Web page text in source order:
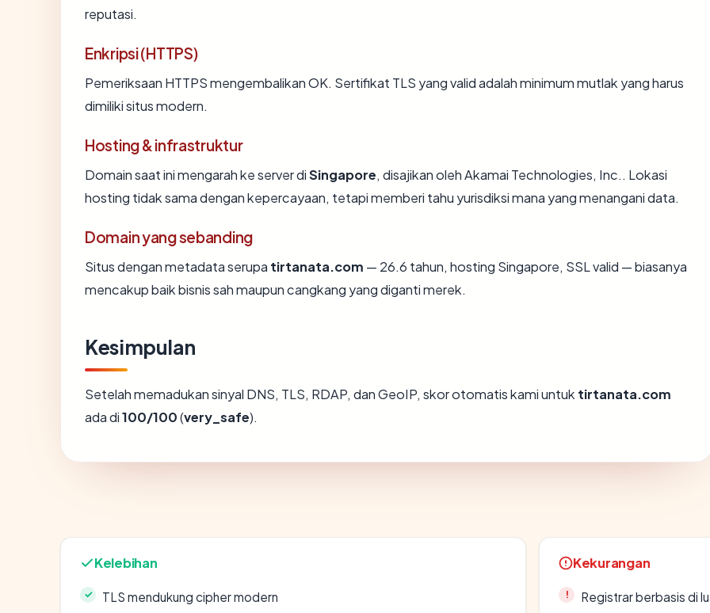
reputasi.
Enkripsi (HTTPS)
Pemeriksaan HTTPS mengembalikan OK. Sertifikat TLS yang valid adalah minimum mutlak yang harus
dimiliki situs modern.
Hosting & infrastruktur
Domain saat ini mengarah ke server diSingapore, disajikan oleh Akamai Technologies, Inc.. Lokasi
hosting tidak sama dengan kepercayaan, tetapi memberi tahu yurisdiksi mana yang menangani data.
Domain yang sebanding
Situs dengan metadata serupa tirtanata.com — 26.6 tahun, hosting Singapore, SSL valid — biasanya
mencakup baik bisnis sah maupun cangkang yang diganti merek.
Kesimpulan
Setelah memadukan sinyal DNS, TLS, RDAP, dan GeoIP, skor otomatis kami untuk tirtanata.com
ada di100/100(very_safe).
Kelebihan
TLS mendukung cipher modern
Kekurangan
Registrar berbasis di